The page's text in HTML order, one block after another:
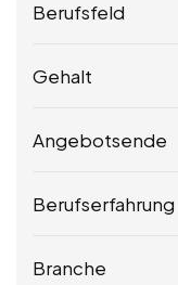
Berufsfeld
Gehalt
Angebotsende
Berufserfahrung
Branche